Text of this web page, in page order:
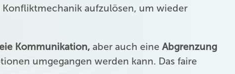
aufzulösen, um wieder
Kommunikation, aber auch eineAbgrenzung
umgegangen werden kann. Das faire